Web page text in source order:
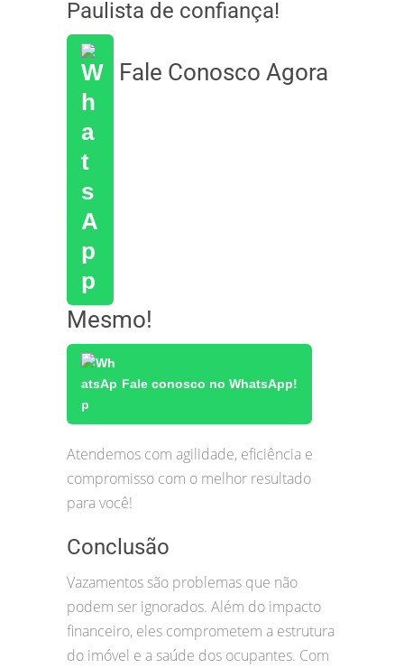
Paulista de confiança!
Fale Conosco Agora
Mesmo!
Fale conosco no WhatsApp!
Atendemos com agilidade, eficiência e
compromisso com o melhor resultado
para você!
Conclusão
Vazamentos são problemas que não
podem ser ignorados. Além do impacto
financeiro, eles comprometem a estrutura
do imóvel e a saúde dos ocupantes. Com